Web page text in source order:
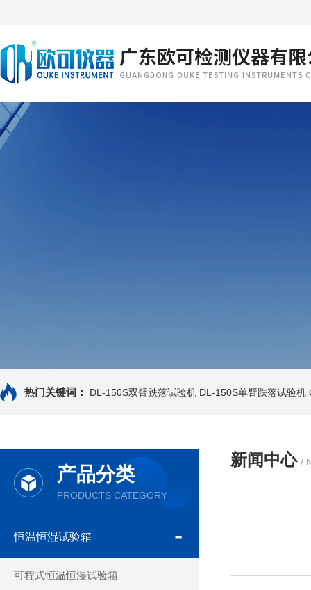
热门关键词： DL-150S双臂跌落试验机 DL-150S单臂跌落试验机
产品分类
PRODUCTS CATEGORY
恒温恒湿试验箱
可程式恒温恒湿试验箱
新闻中心 /